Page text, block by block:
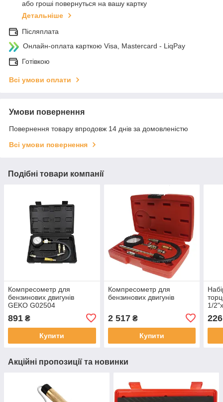
або гроші повернуться на вашу картку
Детальніше
Післяплата
Онлайн-оплата карткою Visa, Mastercard - LiqPay
Готівкою
Всі умови оплати
Умови повернення
Повернення товару впродовж 14 днів за домовленістю
Всі умови повернення
Подібні товари компанії
Компресометр для
бензинових двигунів
GEKO G02504
891 ₴
Купити
Компресометр для
бензинових двигунів
2 517₴
Купити
1/
226
Акційні пропозиції та новинки